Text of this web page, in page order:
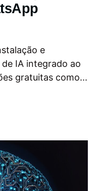
e
IA integrado ao
gratuitas como...